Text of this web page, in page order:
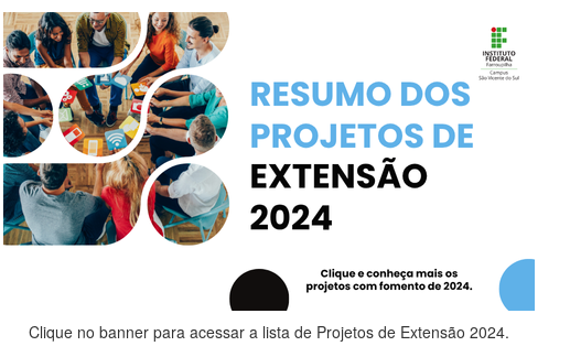
Clique no banner para acessar a lista de Projetos de Extensão 2024.